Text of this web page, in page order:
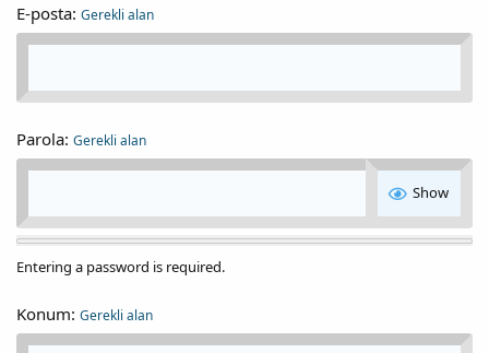
E-posta Gerekli alan
Parola Gerekli alan
Show
Entering a password is required.
Konum Gerekli alan